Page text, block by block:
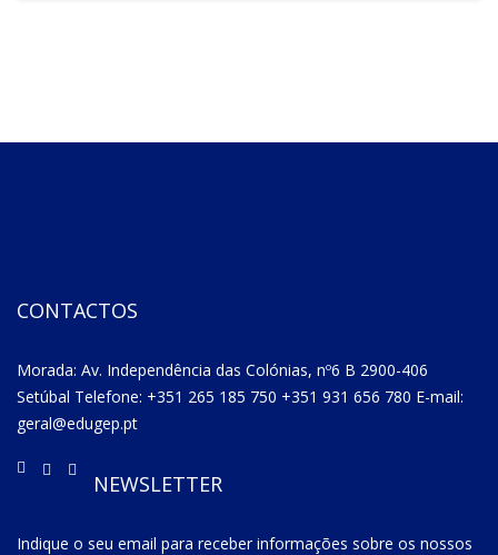
CONTACTOS
Morada: Av. Independência das Colónias, nº6 B 2900-406
Setúbal Telefone: +351 265 185 750 +351 931 656 780 E-mail:
geral@edugep.pt
NEWSLETTER
Indique o seu email para receber informações sobre os nossos